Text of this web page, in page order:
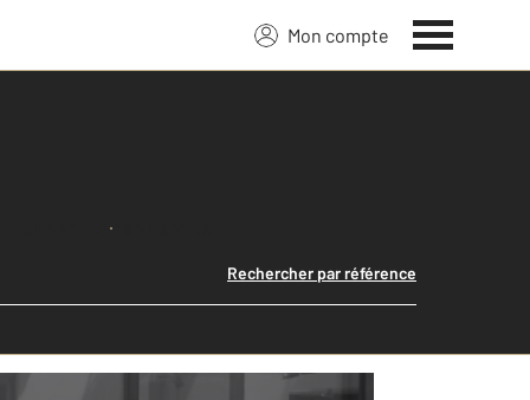
Mon compte
Lancer ma recherche
Rechercher par référence